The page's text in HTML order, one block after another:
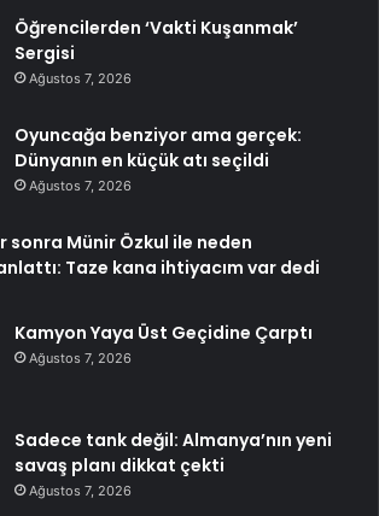
Öğrencilerden ‘Vakti Kuşanmak’
Sergisi
Ağustos 7, 2026
Oyuncağa benziyor ama gerçek:
Dünyanın en küçük atı seçildi
Ağustos 7, 2026
sonra Münir Özkul ile neden
Taze kana ihtiyacım var dedi
Kamyon Yaya Üst Geçidine Çarptı
Ağustos 7, 2026
Sadece tank değil: Almanya’nın yeni
savaş planı dikkat çekti
Ağustos 7, 2026